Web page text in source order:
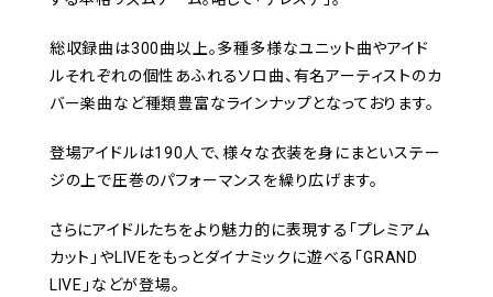
総収録曲は300曲以上。多種多様なユニット曲やアイド
ルそれぞれの個性あふれるソロ曲、有名アーティストのカ
バー楽曲など種類豊富なラインナップとなっております。
登場アイドルは190人で、様々な衣装を身にまといステー
ジの上で圧巻のパフォーマンスを繰り広げます。
さらにアイドルたちをより魅力的に表現する「プレミアム
カット」やLIVEをもっとダイナミックに遊べる「GRAND
LIVE」などが登場。